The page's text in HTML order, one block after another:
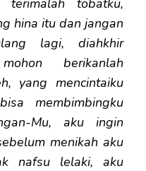
tobatku,
hina itu dan jangan
lagi, diahkhir
berikanlah
yang mencintaiku
membimbingku
Mu, aku ingin
menikah aku
nafsu lelaki, aku